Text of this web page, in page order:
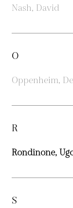
Nash, David
O
Oppenheim,
R
Rondinone,
S